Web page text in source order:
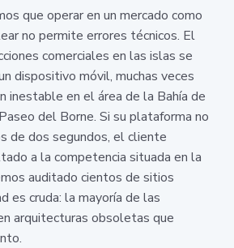
que operar en un mercado como
no permite errores técnicos. El
comerciales en las islas se
dispositivo móvil, muchas veces
inestable en el área de la Bahía de
del Borne. Si su plataforma no
de dos segundos, el cliente
a la competencia situada en la
auditado cientos de sitios
es cruda: la mayoría de las
arquitecturas obsoletas que